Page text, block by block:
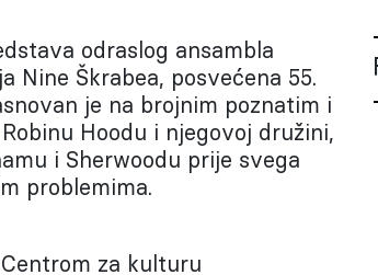
odraslog ansambla
Nine Škrabea, posvećena 55.
je na brojnim poznatim i
Hoodu i njegovoj družini,
i Sherwoodu prije svega
problemima.
za kulturu